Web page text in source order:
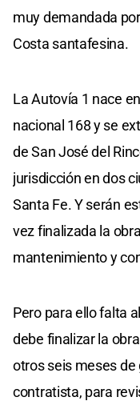
muy demandada
Costa santafesina.
La Autovía 1 nace
nacional 168 y se
de San José del
jurisdicción en dos
Santa Fe. Y serán
vez finalizada la
mantenimiento y
Pero para ello falta
debe finalizar la
otros seis meses
contratista, para